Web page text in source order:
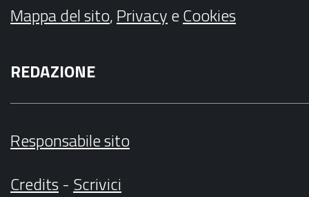
Mappa del sito,PrivacyeCookies
REDAZIONE
Responsabile sito
Credits- Scrivici